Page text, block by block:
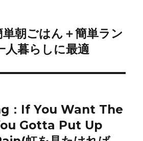
朝ごはん＋簡単ラン
人暮らしに最適
：If You Want The
Gotta Put Up